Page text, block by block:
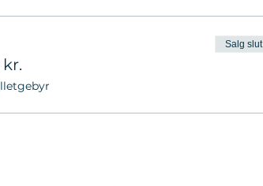
Salg slut